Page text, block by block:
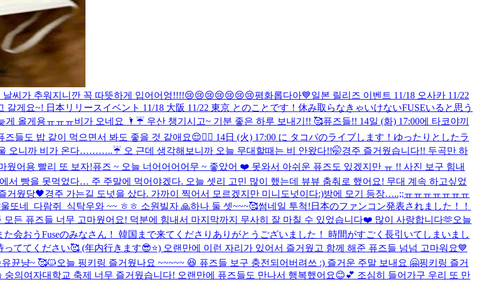
날씨가 추워지니깐 꼭 따뜻하게 입어어엉!!!!😢😢😢😢😢😢😢평화롭다아💙일본 릴리즈 이벤트 11/18 오사카 11/22
게요~! 日本リリースイベント 11/18 大阪 11/22 東京 とのことです！休み取らなきゃいけないFUSEいると思う
게 올게용ㅠㅠㅠ비가 오네요 🌂☔️ 우산 챙기시고~ 기분 좋은 하루 보내기!! 🥰퓨즈들!! 14일 (화) 17:00에 타코야끼
들도 밥 같이 먹으면서 봐도 좋을 것 같애요😌✌🏻 14日 (火) 17:00 に タコパのライブします！ゆったりとしたラ
오니까 비가 온다………..☔️ 오 근데 생각해보니까 오늘 무대할때는 비 안왔다!!🤭경주 즐거웠습니다!! 두곡만 하
웠어용 빨리 또 보자!퓨즈 ~ 오늘 너어어어어무 ~ 좋았어 ❤️ 못와서 아쉬운 퓨즈도 있겠지만 ㅠ !! 사진 보구 힘내
서 빵을 못먹었다… 주 주말에 먹어야겠다. 오늘 셋리 고민 많이 했는데 뷰뷰 춤춰로 했어요! 무대 계속 하고싶었
거웠당🖤경주 가는길 도넛을 샀다. 가까이 찍어서 모르겠지만 미니도넛이다:)방에 모기 등장…..;;ㅠㅠㅠㅠㅠㅠㅠ
또네_다람쥐_식탁우와 ~~ ㅎㅎ 소원빌자 🙏하나 둘 셋~~~🥰썸네일 투척! 日本のファンコン発表されました！！
모든 퓨즈들 너무 고마웠어요! 덕분에 힘내서 마지막까지 무사히 잘 마칠 수 있었습니다❤️ 많이 사랑합니다🫶오늘
会おう Fuseのみなさん！ 韓国まで来てくださりありがとうございました！ 時間がすごく長引いてしまいまし
ててください🥰 (年内行きます😎⭐️) 오랜만에 이런 자리가 있어서 즐거웠고 함께 해준 퓨즈들 넘넘 고마워요💙
뀬냥~ 🥰🐱오늘 핑키링 즐거웠나요 ~~~~~ 😆 퓨즈들 보구 충전되어버려쓰 :) 즐거운 주말 보내요 🤗핑키링 즐거
숭의여자대학교 축제 너무 즐거웠습니다! 오랜만에 퓨즈들도 만나서 행복했어요😊💕 조심히 들어가구 우리 또 만